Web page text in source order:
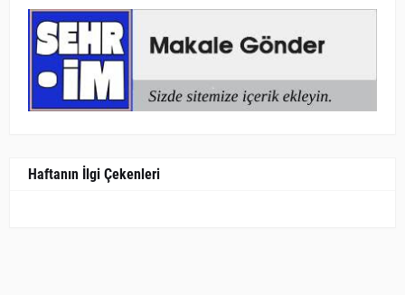
Haftanın İlgi Çekenleri